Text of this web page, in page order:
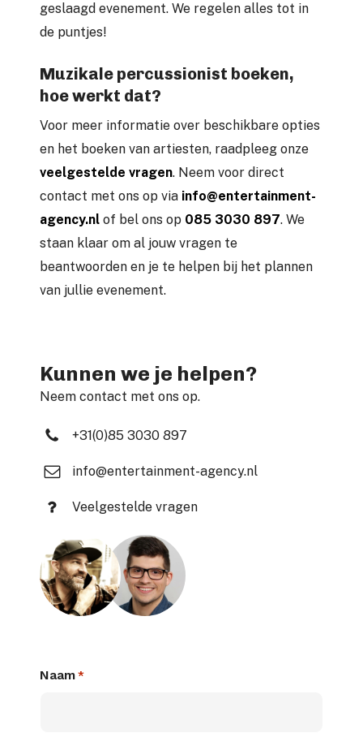
geslaagd evenement. We regelen alles tot in
de puntjes!
Muzikale percussionist boeken,
hoe werkt dat?
Voor meer informatie over beschikbare opties
en het boeken van artiesten, raadpleeg onze
veelgestelde vragen. Neem voor direct
contact met ons op via info@entertainment-
agency.nl of bel ons op 085 3030 897. We
staan klaar om al jouw vragen te
beantwoorden en je te helpen bij het plannen
van jullie evenement.
Kunnen we je helpen?
Neem contact met ons op.
+31(0)85 3030 897
info@entertainment-agency.nl
Veelgestelde vragen
Naam *